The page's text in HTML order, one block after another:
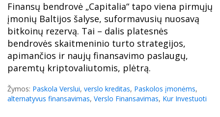
Finansų bendrovė „Capitalia“ tapo viena pirmųjų
įmonių Baltijos šalyse, suformavusių nuosavą
bitkoinų rezervą. Tai – dalis platesnės
bendrovės skaitmeninio turto strategijos,
apimančios ir naujų finansavimo paslaugų,
paremtų kriptovaliutomis, plėtrą.
Žymos: Paskola Verslui, verslo kreditas, Paskolos įmonėms,
alternatyvus finansavimas, Verslo Finansavimas, Kur Investuoti